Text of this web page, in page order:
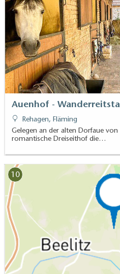
Auenhof -
Rehagen, Fläming
Gelegen an der alten Dorfaue von
romantische Dreiseithof die…
10